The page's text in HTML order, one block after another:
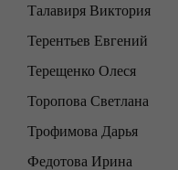
Талавиря Виктория
Терентьев Евгений
Терещенко Олеся
Торопова Светлана
Трофимова Дарья
Федотова Ирина